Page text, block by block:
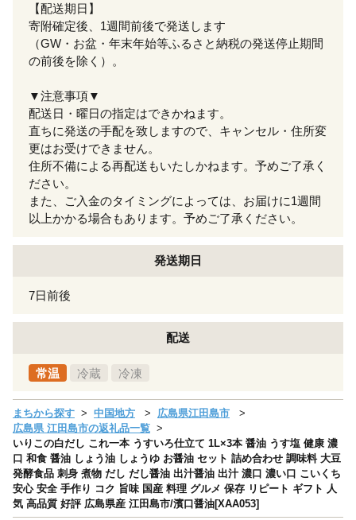
【配送期日】
寄附確定後、1週間前後で発送します
（GW・お盆・年末年始等ふるさと納税の発送停止期間
の前後を除く）。
▼注意事項▼
配送日・曜日の指定はできかねます。
直ちに発送の手配を致しますので、キャンセル・住所変
更はお受けできません。
住所不備による再配送もいたしかねます。予めご了承く
ださい。
また、ご入金のタイミングによっては、お届けに1週間
以上かかる場合もあります。予めご了承ください。
発送期日
7日前後
配送
常温 冷蔵 冷凍
まちから探す 中国地方
広島県江田島市
広島県 江田島市の返礼品一覧
いりこの白だし これ一本 うすいろ仕立て 1L×3本 醤油 うす塩 健康 濃
口 和食 醤油 しょう油 しょうゆ お醤油 セット 詰め合わせ 調味料 大豆
発酵食品 刺身 煮物 だし だし醤油 出汁醤油 出汁 濃口 濃い口 こいくち
安心 安全 手作り コク 旨味 国産 料理 グルメ 保存 リピート ギフト 人
気 高品質 好評 広島県産 江田島市/濱口醤油[XAA053]